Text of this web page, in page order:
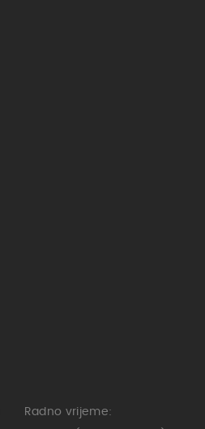
Radno vrijeme: